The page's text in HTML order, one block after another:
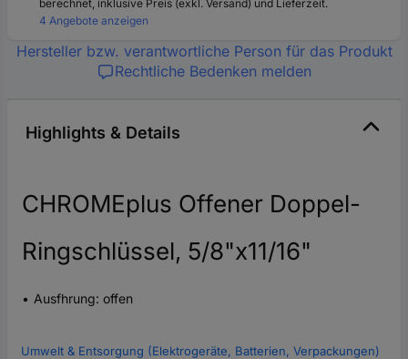
berechnet, inklusive Preis (exkl. Versand) und Lieferzeit.
4 Angebote anzeigen
Hersteller bzw. verantwortliche Person für das Produkt
Rechtliche Bedenken melden
Highlights & Details
CHROMEplus Offener Doppel-
Ringschlüssel, 5/8"x11/16"
Ausfhrung: offen
Umwelt & Entsorgung (Elektrogeräte, Batterien, Verpackungen)